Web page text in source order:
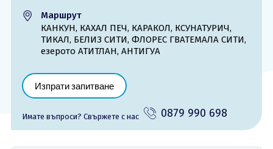
Политика за
поверителност
0879 990 698
Маршрут
КАНКУН, КАХАЛ ПЕЧ, КАРАКОЛ, КСУНАТУРИЧ,
ТИКАЛ, БЕЛИЗ СИТИ, ФЛОРЕС ГВАТЕМАЛА СИТИ,
езерото АТИТЛАН, АНТИГУА
Изпрати запитване
Имате въпроси? Cвържете с нас 0879 990 698